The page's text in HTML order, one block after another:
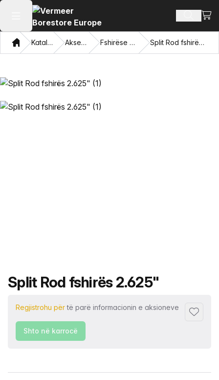
Hap menunë kryesore
Shqip Katalogu Aksesorë Fshirëse shufra Split Rod fshirës 2.625"
Emri i produktit
Split Rod fshirës 2.625"
Regjistrohu përtë parë informacionin e aksioneve
Shto
Shto në karrocë